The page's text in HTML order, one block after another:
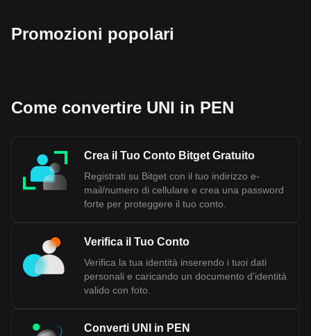
Promozioni popolari
Come convertire UNI in PEN
Crea il Tuo Conto Bitget Gratuito
Registrati su Bitget con il tuo indirizzo e-
mail/numero di cellulare e crea una password
forte per proteggere il tuo conto.
Verifica il Tuo Conto
Verifica la tua identità inserendo i tuoi dati
personali e caricando un documento d'identità
valido con foto.
Converti UNI in PEN